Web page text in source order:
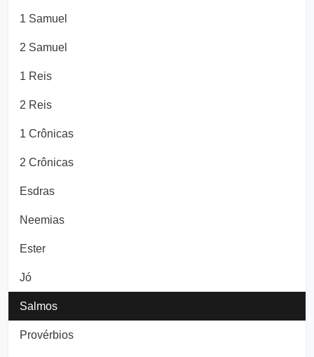
1 Samuel
2 Samuel
1 Reis
2 Reis
1 Crônicas
2 Crônicas
Esdras
Neemias
Ester
Jó
Salmos
Provérbios